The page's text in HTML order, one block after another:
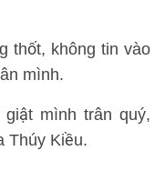
thốt, không tin vào
mình.
mình trân quý,
Thúy Kiều.